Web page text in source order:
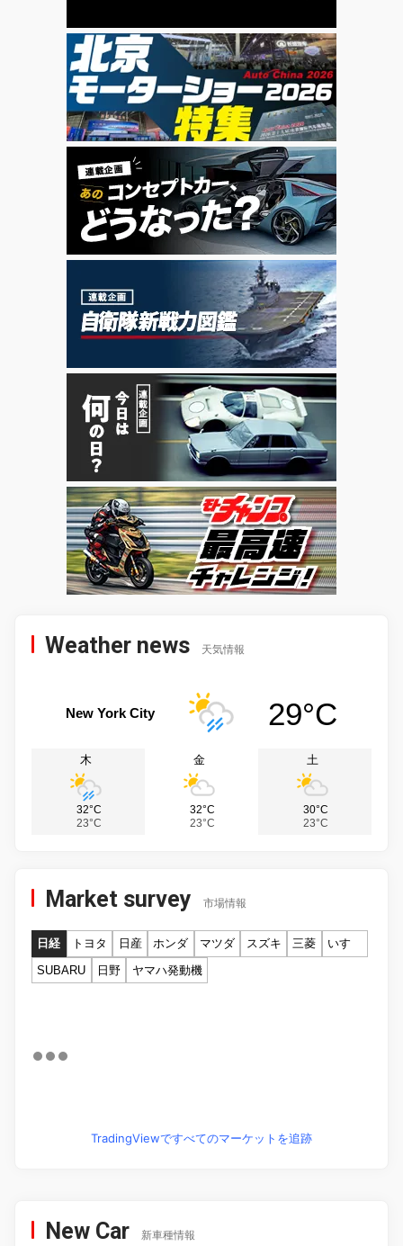
Weather news 天気情報
New York City 29°C
木
32°C
23°C
金
32°C
23°C
土
30°C
23°C
Market survey 市場情報
日経 トヨタ 日産 ホンダ マツダ スズキ 三菱
いすゞ
SUBARU
日野 ヤマハ発動機
TradingViewですべてのマーケットを追跡
New Car 新車種情報